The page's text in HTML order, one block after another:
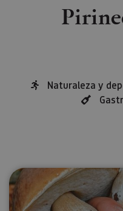
Naturaleza y